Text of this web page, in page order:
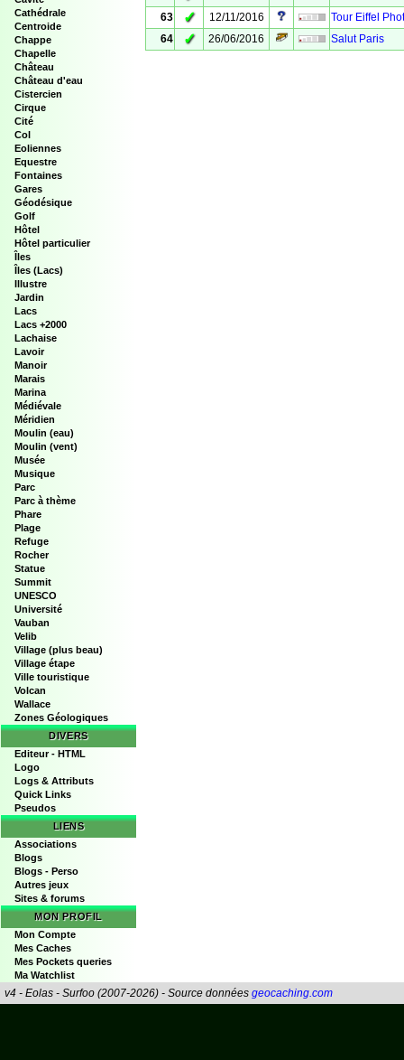
Cathédrale
Centroide
Chappe
Chapelle
Château
Château d'eau
Cistercien
Cirque
Cité
Col
Eoliennes
Equestre
Fontaines
Gares
Géodésique
Golf
Hôtel
Hôtel particulier
Îles
Îles (Lacs)
Illustre
Jardin
Lacs
Lacs +2000
Lachaise
Lavoir
Manoir
Marais
Marina
Médiévale
Méridien
Moulin (eau)
Moulin (vent)
Musée
Musique
Parc
Parc à thème
Phare
Plage
Refuge
Rocher
Statue
Summit
UNESCO
Université
Vauban
Velib
Village (plus beau)
Village étape
Ville touristique
Volcan
Wallace
Zones Géologiques
DIVERS
Editeur - HTML
Logo
Logs & Attributs
Quick Links
Pseudos
LIENS
Associations
Blogs
Blogs - Perso
Autres jeux
Sites & forums
MON PROFIL
Mon Compte
Mes Caches
Mes Pockets queries
Ma Watchlist
63
✓ 12/11/2016
Tour Eiffel
64
✓ 26/06/2016 Salut Paris
v4 - Eolas - Surfoo (2007-2026) - Source données geocaching.com